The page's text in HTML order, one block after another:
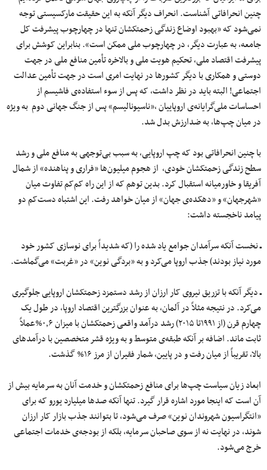
چنین انحرافاتی آشناست. انحراف دیگر آنکه به این حقیقت مارکسیستی توجه
نمی‌شود که «بهبود اوضاع زندگی زحمتکشان تنها در چهارچوب پیشرفت کل
جامعه، به عبارت دیگر، در چهارچوب ملی ممکن است». بنابراین کوشش برای
پیشرفت اقتصاد ملی، تحکیم هویت ملی و بالاخره تأمین منافع ملی در جهت
دوستی و همکاری با دیگر کشورها در نهایت امری است در جهت تأمین عدالت
اجتماعی! البته باید در نظر داشت، که پس از سوء استفاد‌ه‌ی فاشیسم از
احساسات ملی‌گرایانه‌ی اروپاییان ،«ناسیونالیسم» پس از جنگ جهانی دوم به ویژه
در میان چپ‌ها، به ضدارزش بدل شد.
با چنین انحرافاتی بود که چپ اروپایی، به سبب بی‌توجهی به منافع ملی و رشد
سطح زندگی زحمتکشان خودی، از هجوم میلیون‌ها «فراری و پناهنده» از شمال
آفریقا و خاورمیانه استقبال کرد. بدین توهم که از این راه کم‌کم تفاوت میان
«شهرجهان» و «دهکد‌ه‌ی جهان» از میان خواهد رفت. این اشتباه دست‌کم دو
پیامد ناخجسته داشت:
ـنخست آنکه سرآمدان جوامع یاد شده را (که شدیداً برای نوسازی کشور خود
مورد نیاز بودند) جذب اروپا می‌کرد و به «بردگی نوین» در «غربت» می‌گماشت.
ـدیگر آنکه با تزریق نیروی کار ارزان از رشد دستمزد زحمتکشان اروپایی جلوگیری
می‌کرد. در نتیجه مثلاً در آلمان، به عنوان بزرگترین اقتصاد اروپا، در طول یک
چهارم قرن (از ۱۹۹۱تا ۲۰۱۵) رشد درآمد واقعی زحمتکشان با میزان ۰٫۶%عملاً
ثابت ماند. اضافه بر آنکه طبقه‌ی متوسط و به ویژه قشر متخصصین با درآمدهای
بالا، تقریباً از میان رفت و در پایین، شمار فقیران از مرز ۱۶% گذشت.
ابعاد زیان سیاست چپ‌ها برای منافع زحمتکشان و خدمت آنان به سرمایه بیش از
آن است که اینجا مورد اشاره قرار گیرد. تنها آنکه صدها میلیارد یورو که برای
«انتگراسیون شهروندان نوین» صرف می‌شود، تا بتوانند جذب بازار کار ارزان
شوند، در نهایت نه از سوی صاحبان سرمایه، بلکه از بودجه‌ی خدمات اجتماعی
خرج می‌شود.